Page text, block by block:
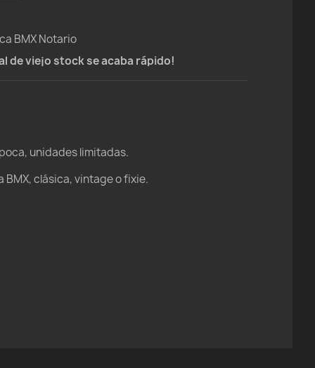
BMX Notario
de viejo stock se acaba rápido!
unidades limitadas.
clásica, vintage o fixie.